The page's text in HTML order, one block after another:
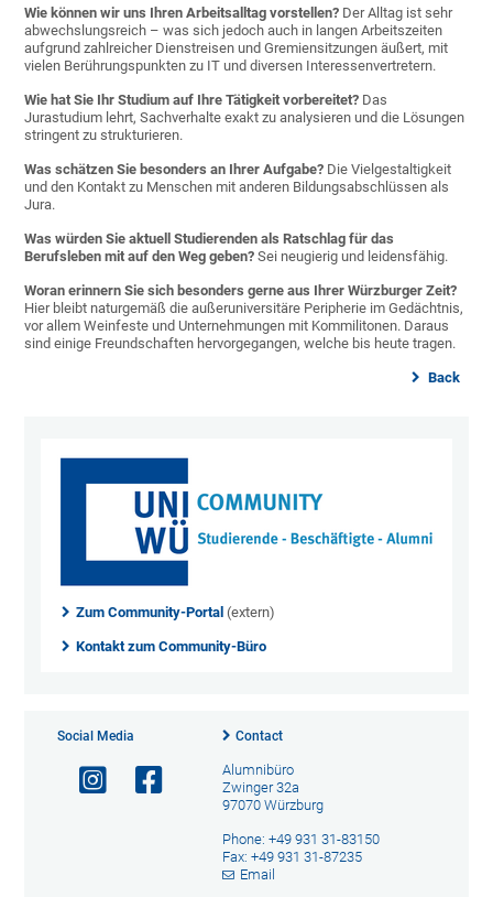
Wie können wir uns Ihren Arbeitsalltag vorstellen? Der Alltag ist sehr
abwechslungsreich – was sich jedoch auch in langen Arbeitszeiten
aufgrund zahlreicher Dienstreisen und Gremiensitzungen äußert, mit
vielen Berührungspunkten zu IT und diversen Interessenvertretern.
Wie hat Sie Ihr Studium auf Ihre Tätigkeit vorbereitet? Das
Jurastudium lehrt, Sachverhalte exakt zu analysieren und die Lösungen
stringent zu strukturieren.
Was schätzen Sie besonders an Ihrer Aufgabe? Die Vielgestaltigkeit
und den Kontakt zu Menschen mit anderen Bildungsabschlüssen als
Jura.
Was würden Sie aktuell Studierenden als Ratschlag für das
Berufsleben mit auf den Weg geben? Sei neugierig und leidensfähig.
Woran erinnern Sie sich besonders gerne aus Ihrer Würzburger Zeit?
Hier bleibt naturgemäß die außeruniversitäre Peripherie im Gedächtnis,
vor allem Weinfeste und Unternehmungen mit Kommilitonen. Daraus
sind einige Freundschaften hervorgegangen, welche bis heute tragen.
Back
Zum Community-Portal (extern)
Kontakt zum Community-Büro
Social Media Contact
Alumnibüro
Zwinger 32a
97070 Würzburg
Phone: +49 931 31-83150
Fax: +49 931 31-87235
Email